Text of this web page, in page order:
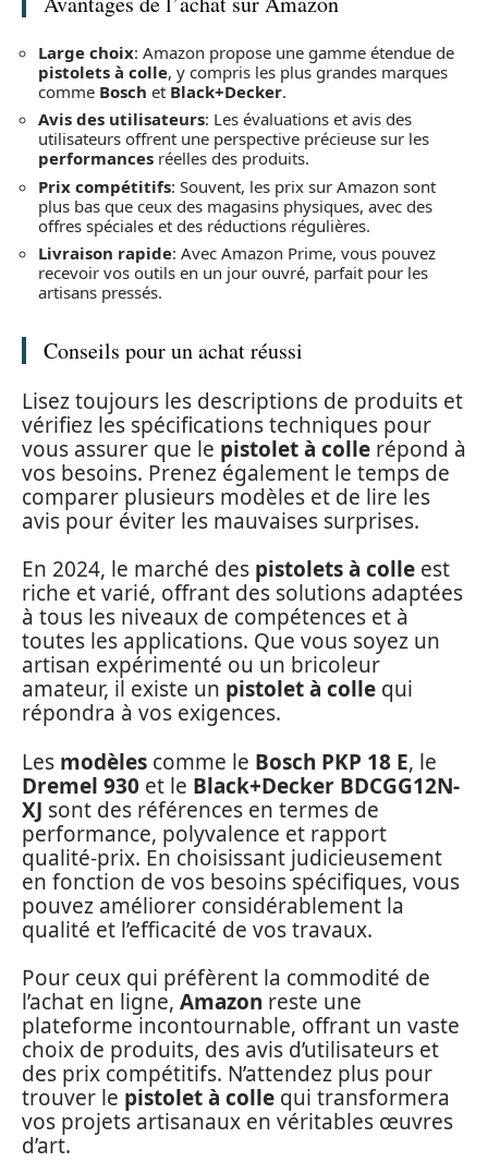
Large choix: Amazon propose une gamme étendue de
pistolets à colle, y compris les plus grandes marques
comme Bosch et Black+Decker.
Avis des utilisateurs: Les évaluations et avis des
utilisateurs offrent une perspective précieuse sur les
performances réelles des produits.
Prix compétitifs: Souvent, les prix sur Amazon sont
plus bas que ceux des magasins physiques, avec des
offres spéciales et des réductions régulières.
Livraison rapide: Avec Amazon Prime, vous pouvez
recevoir vos outils en un jour ouvré, parfait pour les
artisans pressés.
Conseils pour un achat réussi
Lisez toujours les descriptions de produits et
vérifiez les spécifications techniques pour
vous assurer que le pistolet à colle répond à
vos besoins. Prenez également le temps de
comparer plusieurs modèles et de lire les
avis pour éviter les mauvaises surprises.
En 2024, le marché des pistolets à colle est
riche et varié, offrant des solutions adaptées
à tous les niveaux de compétences et à
toutes les applications. Que vous soyez un
artisan expérimenté ou un bricoleur
amateur, il existe un pistolet à colle qui
répondra à vos exigences.
Les modèles comme le Bosch PKP 18 E, le
Dremel 930 et le Black+Decker BDCGG12N-
XJ sont des références en termes de
performance, polyvalence et rapport
qualité-prix. En choisissant judicieusement
en fonction de vos besoins spécifiques, vous
pouvez améliorer considérablement la
qualité et l’efficacité de vos travaux.
Pour ceux qui préfèrent la commodité de
l’achat en ligne, Amazon reste une
plateforme incontournable, offrant un vaste
choix de produits, des avis d’utilisateurs et
des prix compétitifs. N’attendez plus pour
trouver le pistolet à colle qui transformera
vos projets artisanaux en véritables œuvres
d’art.